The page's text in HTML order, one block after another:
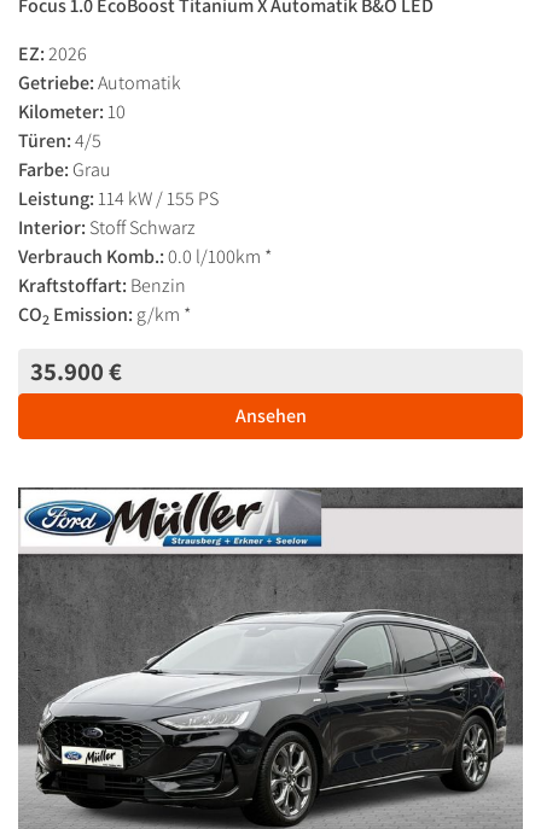
EZ:2026
Getriebe:Automatik
Kilometer: 10
Türen:4/5
Farbe: Grau
Leistung: 114 kW / 155 PS
Interior: Stoff Schwarz
Verbrauch Komb.:0.0 l/100km *
Kraftstoffart: Benzin
CO2 Emission: g/km *
35.900 €
Ansehen